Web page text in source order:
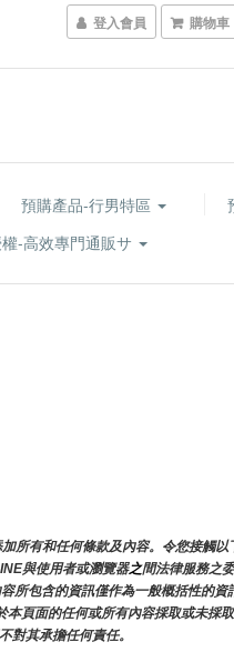
登入會員 購物車
預購產品-行男特區
-高效專門通販サ
所有和任何條款及內容。令您接觸
與使用者或瀏覽器之間法律服務之委
所包含的資訊僅作為一般概括性的
頁面的任何或所有內容採取或未採取
對其承擔任何責任。